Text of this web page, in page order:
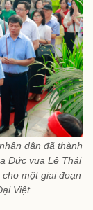
dân đã thành
Đức vua Lê Thái
một giai đoạn
Việt.